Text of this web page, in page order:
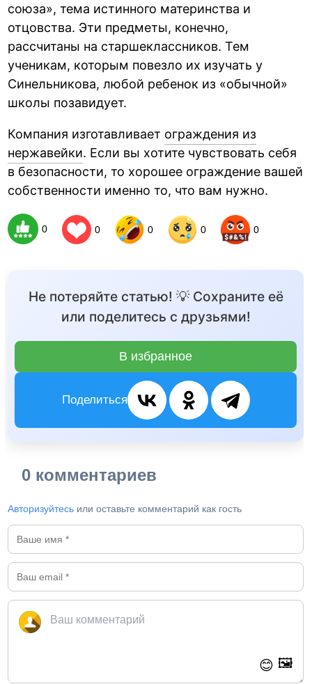
союза», тема истинного материнства и
отцовства. Эти предметы, конечно,
рассчитаны на старшеклассников. Тем
ученикам, которым повезло их изучать у
Синельникова, любой ребенок из «обычной»
школы позавидует.
Компания изготавливает ограждения из
нержавейки. Если вы хотите чувствовать себя
в безопасности, то хорошее ограждение вашей
собственности именно то, что вам нужно.
0 0 0 0 0
Не потеряйте статью! 💡 Сохраните её
или поделитесь с друзьями!
В избранное
Поделиться
0 комментариев
Авторизуйтесь или оставьте комментарий как гость
😊 🖼️